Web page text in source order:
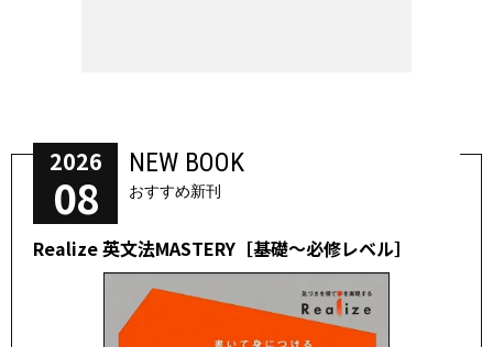
2026
08
NEW BOOK
おすすめ新刊
Realize 英文法MASTERY［基礎～必修レベル］